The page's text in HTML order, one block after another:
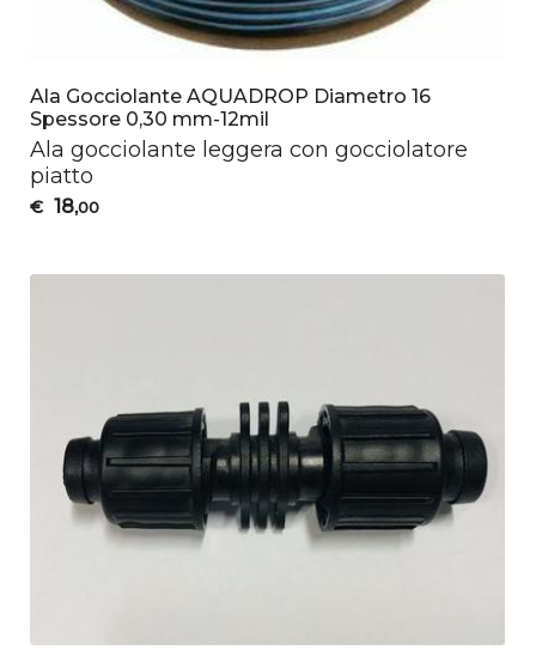
Ala Gocciolante AQUADROP Diametro 16
Spessore 0,30 mm-12mil
Ala gocciolante leggera con gocciolatore
piatto
€ 18,00